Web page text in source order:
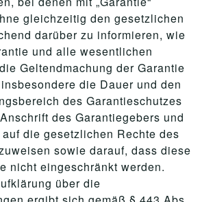
gleichzeitig den gesetzlichen
darüber zu informieren, wie
und alle wesentlichen
Geltendmachung der Garantie
die Dauer und den
des Garantieschutzes
des Garantiegebers und
die gesetzlichen Rechte des
sowie darauf, dass diese
nicht eingeschränkt werden.
über die